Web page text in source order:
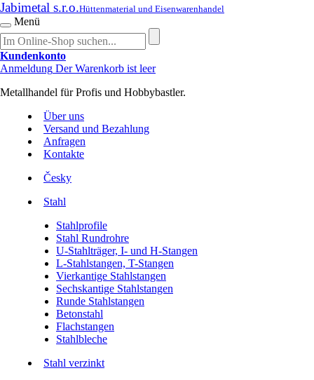
Jabimetal s.r.o.Hüttenmaterial und Eisenwarenhandel
Menü
Kundenkonto
Anmeldung Der Warenkorb ist leer
Metallhandel für Profis und Hobbybastler.
Über uns
Versand und Bezahlung
Anfragen
Kontakte
Česky
Stahl
Stahlprofile
Stahl Rundrohre
U-Stahlträger, I- und H-Stangen
L-Stahlstangen, T-Stangen
Vierkantige Stahlstangen
Sechskantige Stahlstangen
Runde Stahlstangen
Betonstahl
Flachstangen
Stahlbleche
Stahl verzinkt